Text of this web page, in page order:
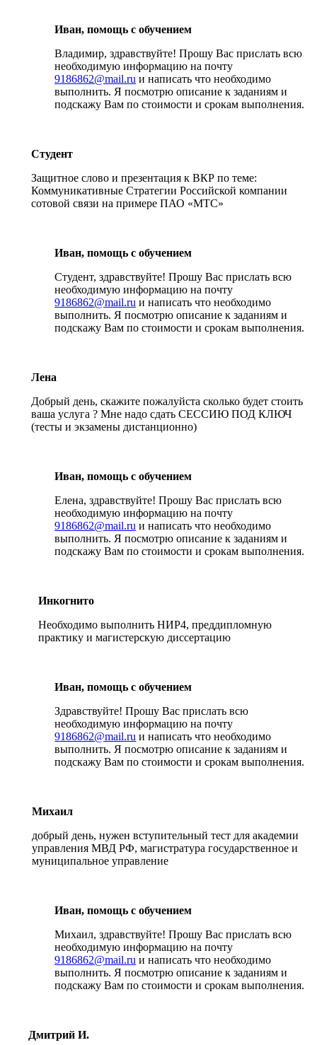
Иван, помощь с обучением
Владимир, здравствуйте! Прошу Вас прислать всю
необходимую информацию на почту
9186862@mail.ru и написать что необходимо
выполнить. Я посмотрю описание к заданиям и
подскажу Вам по стоимости и срокам выполнения.
Студент
Защитное слово и презентация к ВКР по теме:
Коммуникативные Стратегии Российской компании
сотовой связи на примере ПАО «МТС»
Иван, помощь с обучением
Студент, здравствуйте! Прошу Вас прислать всю
необходимую информацию на почту
9186862@mail.ru и написать что необходимо
выполнить. Я посмотрю описание к заданиям и
подскажу Вам по стоимости и срокам выполнения.
Лена
Добрый день, скажите пожалуйста сколько будет стоить
ваша услуга ? Мне надо сдать СЕССИЮ ПОД КЛЮЧ
(тесты и экзамены дистанционно)
Иван, помощь с обучением
Елена, здравствуйте! Прошу Вас прислать всю
необходимую информацию на почту
9186862@mail.ru и написать что необходимо
выполнить. Я посмотрю описание к заданиям и
подскажу Вам по стоимости и срокам выполнения.
Инкогнито
Необходимо выполнить НИР4, преддипломную
практику и магистерскую диссертацию
Иван, помощь с обучением
Здравствуйте! Прошу Вас прислать всю
необходимую информацию на почту
9186862@mail.ru и написать что необходимо
выполнить. Я посмотрю описание к заданиям и
подскажу Вам по стоимости и срокам выполнения.
Михаил
добрый день, нужен вступительный тест для академии
управления МВД РФ, магистратура государственное и
муниципальное управление
Иван, помощь с обучением
Михаил, здравствуйте! Прошу Вас прислать всю
необходимую информацию на почту
9186862@mail.ru и написать что необходимо
выполнить. Я посмотрю описание к заданиям и
подскажу Вам по стоимости и срокам выполнения.
Дмитрий И.